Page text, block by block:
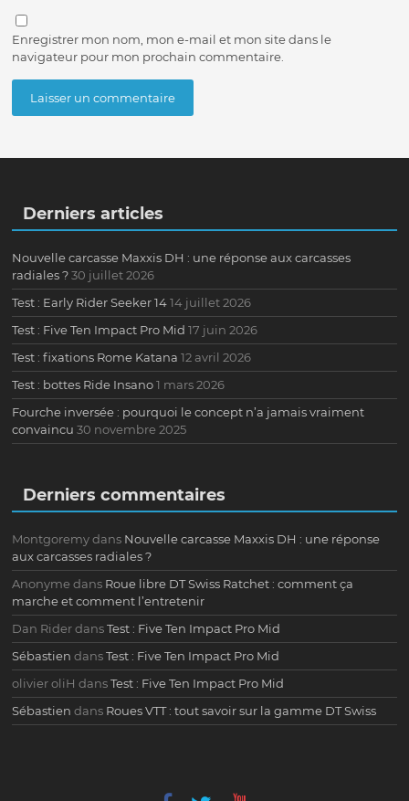
Enregistrer mon nom, mon e-mail et mon site dans le
navigateur pour mon prochain commentaire.
Derniers articles
Nouvelle carcasse Maxxis DH : une réponse aux carcasses
radiales ? 30 juillet 2026
Test : Early Rider Seeker 14 14 juillet 2026
Test : Five Ten Impact Pro Mid 17 juin 2026
Test : fixations Rome Katana 12 avril 2026
Test : bottes Ride Insano 1 mars 2026
Fourche inversée : pourquoi le concept n’a jamais vraiment
convaincu 30 novembre 2025
Derniers commentaires
Montgoremydans Nouvelle carcasse Maxxis DH : une réponse
aux carcasses radiales ?
Anonyme dans Roue libre DT Swiss Ratchet : comment ça
marche et comment l’entretenir
Dan RiderdansTest : Five Ten Impact Pro Mid
Sébastien dansTest : Five Ten Impact Pro Mid
olivier oliH dansTest : Five Ten Impact Pro Mid
Sébastien dans Roues VTT : tout savoir sur la gamme DT Swiss